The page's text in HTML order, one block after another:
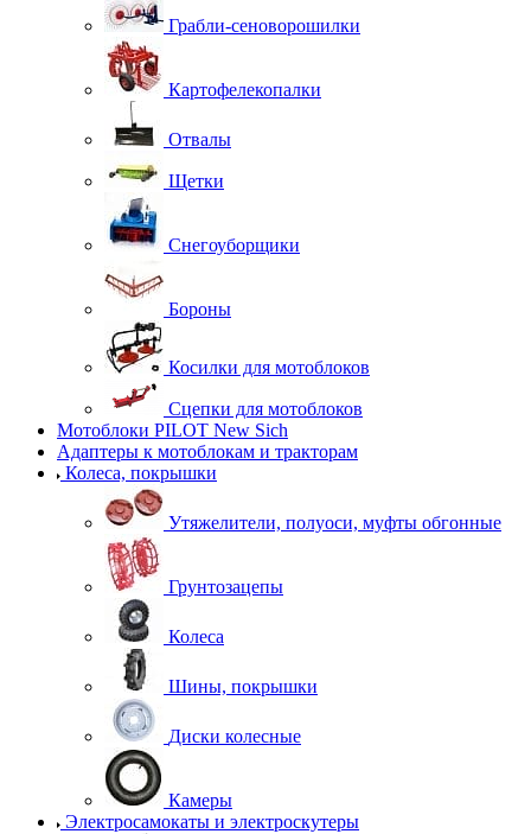
Грабли-сеноворошилки
Картофелекопалки
Отвалы
Щетки
Снегоуборщики
Бороны
Косилки для мотоблоков
Сцепки для мотоблоков
Мотоблоки PILOT New Sich
Адаптеры к мотоблокам и тракторам
Колеса, покрышки
Утяжелители, полуоси, муфты обгонные
Грунтозацепы
Колеса
Шины, покрышки
Диски колесные
Камеры
Электросамокаты и электроскутеры